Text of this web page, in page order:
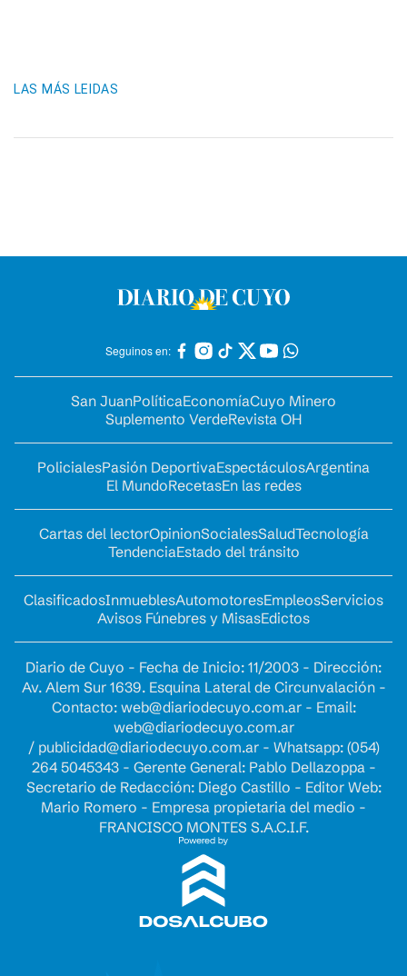
LAS MÁS LEIDAS
Seguinos en:
San JuanPolíticaEconomíaCuyo Minero
Suplemento VerdeRevista OH
PolicialesPasión DeportivaEspectáculosArgentina
El MundoRecetasEn las redes
Cartas del lectorOpinionSocialesSaludTecnología
TendenciaEstado del tránsito
ClasificadosInmueblesAutomotoresEmpleosServicios
Avisos Fúnebres y MisasEdictos
Diario de Cuyo - Fecha de Inicio: 11/2003 - Dirección:
Av. Alem Sur 1639. Esquina Lateral de Circunvalación -
Contacto: web@diariodecuyo.com.ar- Email:
web@diariodecuyo.com.ar
/ publicidad@diariodecuyo.com.ar- Whatsapp: (054)
264 5045343 - Gerente General: Pablo Dellazoppa -
Secretario de Redacción: Diego Castillo - Editor Web:
Mario Romero - Empresa propietaria del medio -
FRANCISCO MONTES S.A.C.I.F.